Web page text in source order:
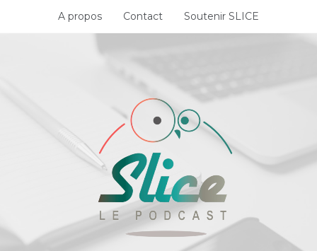
A propos Contact Soutenir SLICE